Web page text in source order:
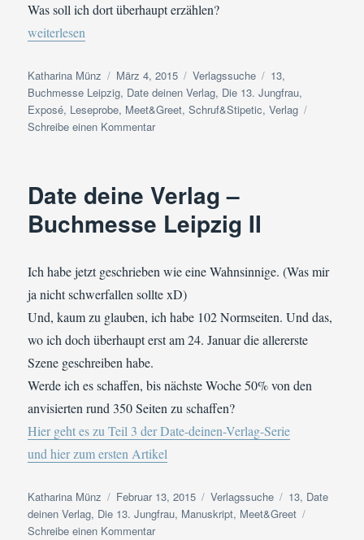
Was soll ich dort überhaupt erzählen?
„Zweimal sieben Minuten (Date deinen Verlag – Buchmesse
weiterlesen
Autor
Katharina Münz
Veröffentlicht
am
März 4, 2015 Kategorien
Verlagssuche Schlagwörter
13,
Buchmesse Leipzig, Date deinen Verlag, Die 13. Jungfrau,
Exposé, Leseprobe, Meet&Greet,Schruf&Stipetic,Verlag
Schreibe einen Kommentarzu
(Date
Verlag
Leipzig
V)
Date deine Verlag –
Buchmesse Leipzig II
Ich habe jetzt geschrieben wie eine Wahnsinnige. (Was mir
ja nicht schwerfallen sollte xD)
Und, kaum zu glauben, ich habe 102 Normseiten. Und das,
wo ich doch überhaupt erst am 24. Januar die allererste
Szene geschreiben habe.
Werde ich es schaffen, bis nächste Woche 50% von den
anvisierten rund 350 Seiten zu schaffen?
Hier geht es zu Teil 3 der Date-deinen-Verlag-Serie
und hier zum ersten Artikel
Autor
Katharina Münz
Veröffentlicht
am
Februar 13, 2015 Kategorien
Verlagssuche Schlagwörter
13, Date
deinen Verlag, Die 13. Jungfrau, Manuskript, Meet&Greet
Schreibe einen Kommentarzu